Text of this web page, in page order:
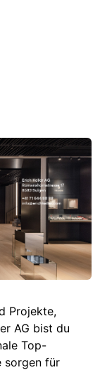
Projekte,
AG bist du
Top-
sorgen für